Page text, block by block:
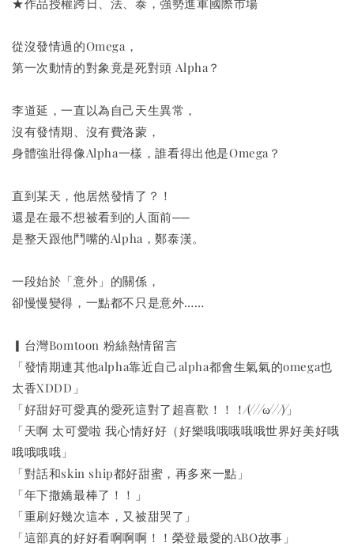
★作品授權跨日、法、泰，強勢進軍國際市場
從沒發情過的Omega，
第一次動情的對象竟是死對頭 Alpha？
李道延，一直以為自己天生異常，
沒有發情期、沒有費洛蒙，
身體強壯得像Alpha一樣，誰看得出他是Omega？
直到某天，他居然發情了？！
還是在最不想被看到的人面前──
是整天跟他鬥嘴的Alpha，鄭泰漢。
一段始於「意外」的關係，
卻慢慢變得，一點都不只是意外……
▎台灣Bomtoon 粉絲熱情留言
「發情期連其他alpha靠近自己alpha都會生氣氣的omega也
太香XDDD」
「好甜好可愛真的愛死這對了超喜歡！！！⁄(⁄ ⁄ ⁄ω⁄ ⁄ ⁄)⁄」
「天啊 太可愛啦 我心情好好（好樂哦哦哦哦哦世界好美好哦
哦哦哦哦」
「對話和skin ship都好甜蜜，再多來一點」
「年下撒嬌最棒了！！」
「重刷好幾次這本，又被甜哭了」
「這部真的好好看啊啊啊！！榮登最愛的ABO故事」